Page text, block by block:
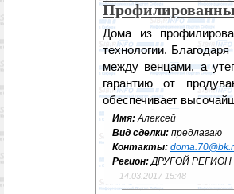
Дома из
технологии.
между венцами, а
гарантию от
обеспечивает
Имя:Алексей
Вид сделки: предлагаю
Контакты:
Регион:ДРУГОЙ РЕГИОН
14.03.2017 15:48